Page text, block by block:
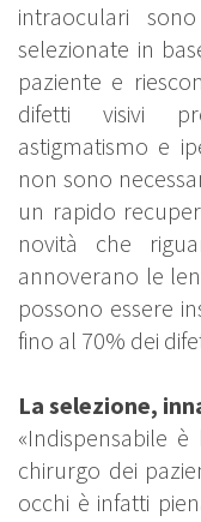
intraoculari
selezionate in
paziente e
difetti visivi
astigmatismo e
non sono
un rapido
novità che
annoverano le
possono essere
fino al 70% dei
La selezione,
«Indispensabile
chirurgo dei
occhi è infatti